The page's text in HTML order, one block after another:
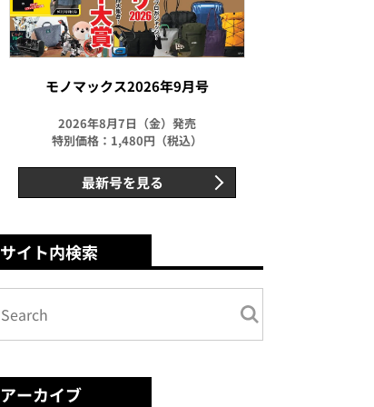
モノマックス2026年9月号
2026年8月7日（金）発売
特別価格：1,480円（税込）
最新号を見る
サイト内検索
アーカイブ